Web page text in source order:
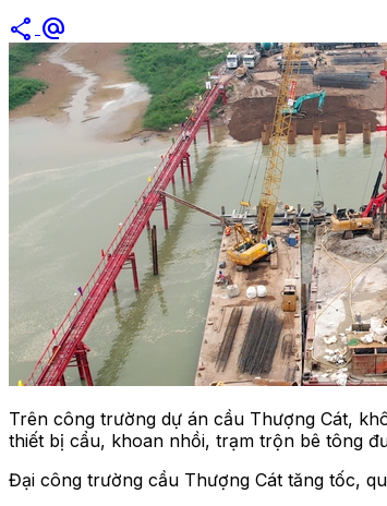
share alternate_email
Trên công trường dự án cầu Thượng Cát,
thiết bị cẩu, khoan nhồi, trạm trộn bê tông
Đại công trường cầu Thượng Cát tăng tốc,